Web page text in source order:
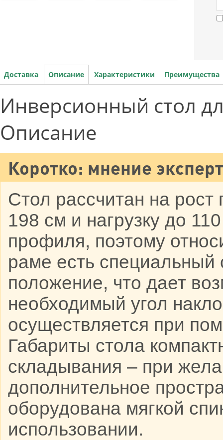
Доставка Описание Характеристики Преимущества
Инверсионный стол
Описание
Коротко: мнение
Стол рассчитан на
198 см и нагрузку до
профиля, поэтому
раме есть
положение, что дает
необходимый угол
осуществляется при
Габариты стола
складывания – при
дополнительное
оборудована мягкой
использовании.